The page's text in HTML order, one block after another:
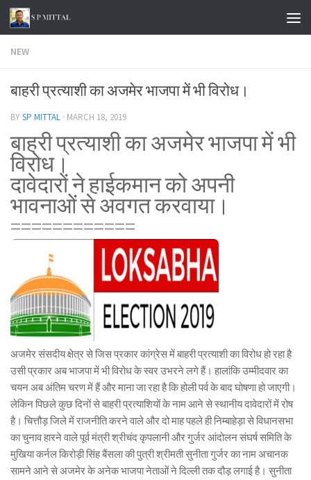
Skip to content
NEW
बाहरी प्रत्याशी का अजमेर भाजपा में भी विरोध।
BYSP MITTAL · MARCH 18, 2019
बाहरी प्रत्याशी का अजमेर भाजपा में भी
विरोध।
दावेदारों ने हाईकमान को अपनी
भावनाओं से अवगत करवाया।
============
अजमेर संसदीय क्षेत्र से जिस प्रकार कांग्रेस में बाहरी प्रत्याशी का विरोध हो रहा है
उसी प्रकार अब भाजपा में भी विरोध के स्वर उभरने लगे हैं। हालांकि उम्मीदवार का
चयन अब अंतिम चरण में हैं और माना जा रहा है कि होली पर्व के बाद घोषणा हो जाएगी।
लेकिन पिछले कुछ दिनों से बाहरी प्रत्याशियों के नाम आने से स्थानीय दावेदारों में रोष
है। चित्तौड़ जिले में राजनीति करने वाले और दो माह पहले ही निम्बाहेड़ा से विधानसभा
का चुनाव हारने वाले पूर्व मंत्री श्रीचंद कृपलानी और गुर्जर आंदोलन संघर्ष समिति के
मुखिया कर्नल किरोड़ी सिंह बैंसला की पुत्री श्रीमती सुनीता गुर्जर का नाम अचानक
सामने आने से अजमेर के अनेक भाजपा नेताओं ने दिल्ली तक दौड़ लगाई है। सुनीता